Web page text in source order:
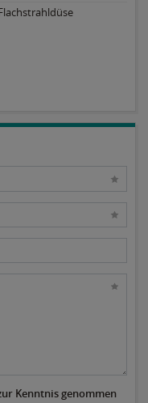
Kenntnis genommen